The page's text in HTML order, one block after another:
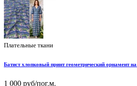
Плательные ткани
Батист хлопковый принт геометрический орнамент
1 000 руб/пог.м.